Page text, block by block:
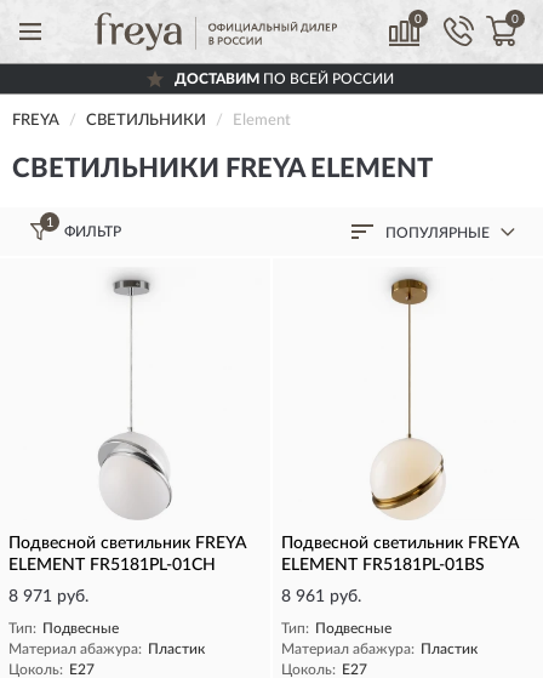
0 0
ДОСТАВИМ ПО ВСЕЙ РОССИИ
FREYA СВЕТИЛЬНИКИ Element
СВЕТИЛЬНИКИ FREYA ELEMENT
1
ФИЛЬТР ПОПУЛЯРНЫЕ
Подвесной светильник FREYA
ELEMENT FR5181PL-01CH
8 971 руб.
Тип: Подвесные
Материал абажура: Пластик
Цоколь: E27
Подвесной светильник FREYA
ELEMENT FR5181PL-01BS
8 961 руб.
Тип: Подвесные
Материал абажура: Пластик
Цоколь: E27